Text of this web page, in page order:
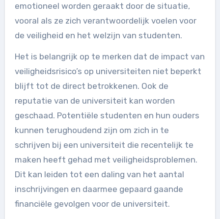
emotioneel worden geraakt door de situatie,
vooral als ze zich verantwoordelijk voelen voor
de veiligheid en het welzijn van studenten.
Het is belangrijk op te merken dat de impact van
veiligheidsrisico’s op universiteiten niet beperkt
blijft tot de direct betrokkenen. Ook de
reputatie van de universiteit kan worden
geschaad. Potentiële studenten en hun ouders
kunnen terughoudend zijn om zich in te
schrijven bij een universiteit die recentelijk te
maken heeft gehad met veiligheidsproblemen.
Dit kan leiden tot een daling van het aantal
inschrijvingen en daarmee gepaard gaande
financiële gevolgen voor de universiteit.